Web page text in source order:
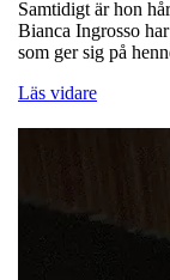
Samtidigt är hon
Bianca Ingrosso
som ger sig på
Läs vidare